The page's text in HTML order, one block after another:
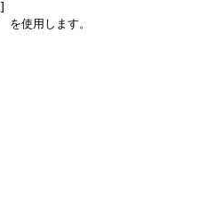
用します。